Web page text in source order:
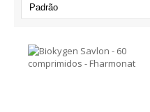
SNACKS
TOSTAS